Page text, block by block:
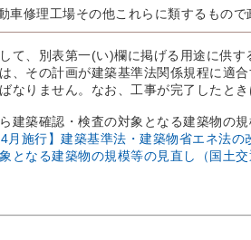
車修理工場その他これらに類するもの
て、別表第一(い)欄に掲げる用途に供
、その計画が建築基準法関係規程に適
なりません。なお、工事が完了したと
建築確認・検査の対象となる建築物の
月施行】建築基準法・建築物省エネ法の
となる建築物の規模等の見直し（国土交